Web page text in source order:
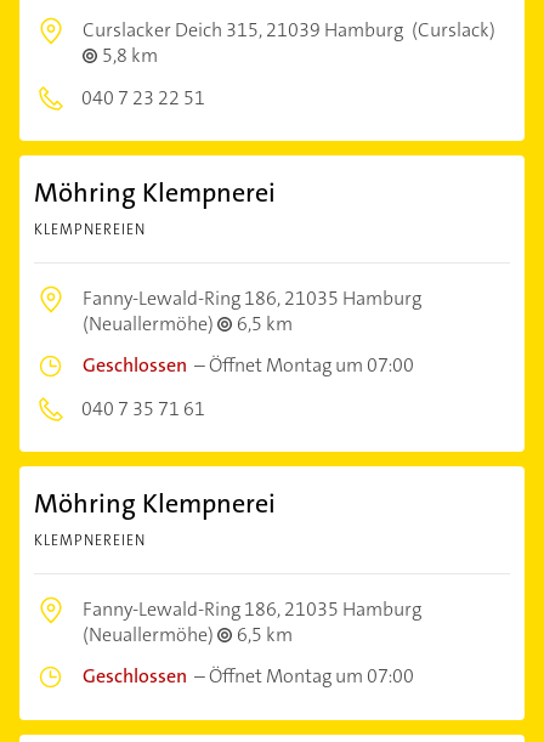
Curslacker Deich 315,21039 Hamburg (Curslack)
5,8 km
040 7 23 22 51
Möhring Klempnerei
KLEMPNEREIEN
Fanny-Lewald-Ring 186,21035 Hamburg
(Neuallermöhe)
6,5 km
Geschlossen –Öffnet Montag um 07:00
040 7 35 71 61
Möhring Klempnerei
KLEMPNEREIEN
Fanny-Lewald-Ring 186,21035 Hamburg
(Neuallermöhe)
6,5 km
Geschlossen –Öffnet Montag um 07:00